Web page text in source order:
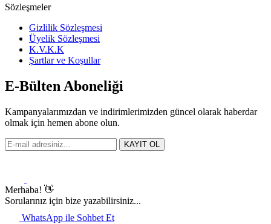
Sözleşmeler
Gizlilik Sözleşmesi
Üyelik Sözleşmesi
K.V.K.K
Şartlar ve Koşullar
E-Bülten Aboneliği
Kampanyalarımızdan ve indirimlerimizden güncel olarak haberdar
olmak için hemen abone olun.
KAYIT OL
Merhaba! 👋
Sorularınız için bize yazabilirsiniz...
WhatsApp ile Sohbet Et